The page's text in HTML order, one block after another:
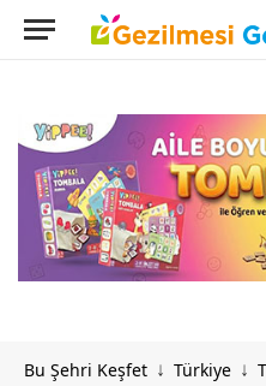
Bu Şehri Keşfet ↓ Türkiye ↓